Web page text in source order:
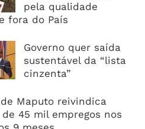
pela qualidade
fora do País
Governo quer saída
sustentável da “lista
cinzenta”
Maputo reivindica
45 mil empregos nos
Reservados.